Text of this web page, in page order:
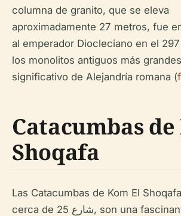
columna de granito, que se eleva
aproximadamente 27 metros, fue
al emperador Diocleciano en el
los monolitos antiguos más
significativo de Alejandría romana (
Catacumbas
Shoqafa
Las Catacumbas de Kom El
cerca de شارع 25, son una fascinante mezcla de